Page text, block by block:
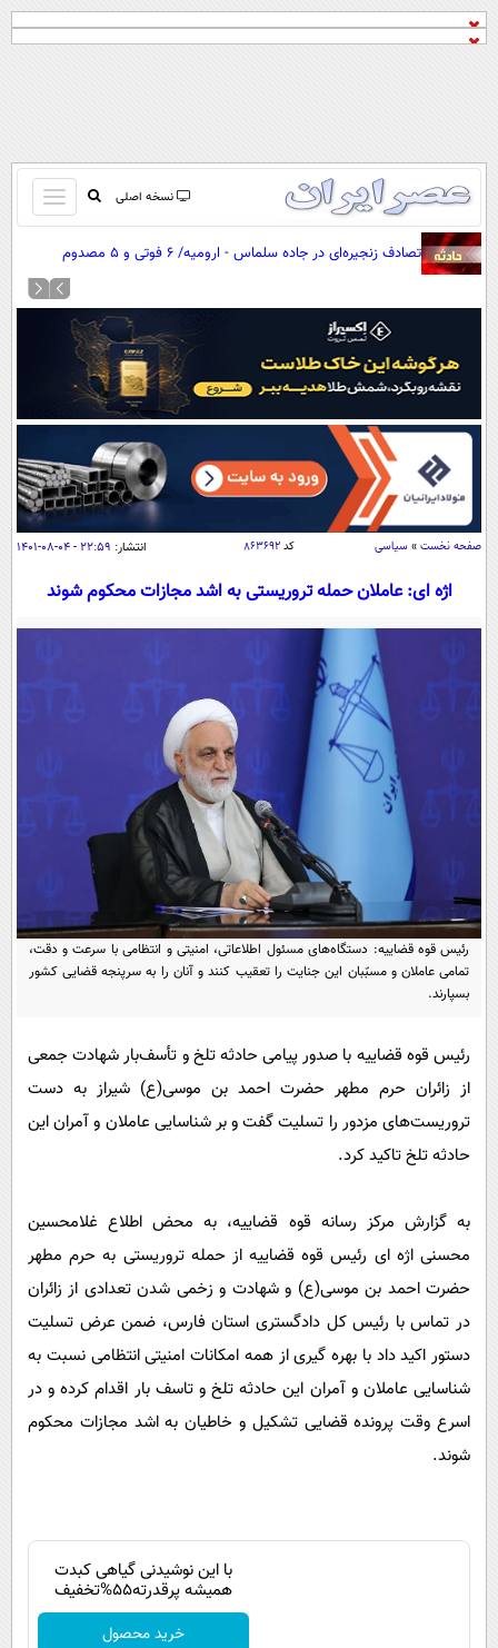
نسخه اصلی
باز
و
کردن
منو
صفحه اول
آرشیو
نظرسنجی
آب و هوا
اوقات شرعی
سواد زندگی
اقتصاد
جامعه
یک برش دانایی
محیط زیست
سفر و تفریح
فرهنگ و هنر
علم و دانش
فناوری و It
علمی
اخبار کریپتو
قرآن
گوناگون
سرگرمی
باشگاه مغز
مجله تصویری سلاح
فیلم
اقتصاد
ورزش
سیاست
فناوری
گوناگون
حوادث
سلامت
فرهنگی
بین الملل
اجتماعی
سیاست خارجی
عصر ایران 2
خواندنی ها و دیدنی ها
داستان کوتاه
روانشناسی
آشپزی
دانلود
آموزش زبان
تصادف زنجیره‌ای در جاده سلماس - ارومیه/ ۶ فوتی و ۵ مصدوم
صفحه نخست » سیاسی کد۸۶۳۶۹۲ انتشار: ۲۲:۵۹ - ۰۴-۰۸-۱۴۰۱
اژه ای: عاملان حمله تروریستی به اشد مجازات محکوم شوند
رئیس قوه قضاییه: دستگاه‌های مسئول اطلاعاتی، امنیتی و انتظامی با سرعت و دقت،
تمامی عاملان و مسبّبان این جنایت را تعقیب کنند و آنان را به سرپنجه‌ قضایی کشور
بسپارند.
رئیس قوه قضاییه با صدور پیامی حادثه‌ تلخ و تأسف‌بار شهادت جمعی
از زائران حرم مطهر حضرت احمد بن موسی(ع) شیراز به دست
تروریست‌های مزدور را تسلیت گفت و بر شناسایی عاملان و آمران این
حادثه تلخ تاکید کرد.
به گزارش مرکز رسانه قوه قضاییه، به محض اطلاع غلامحسین
محسنی اژه ای رئیس قوه قضاییه از حمله تروریستی به حرم مطهر
حضرت احمد بن موسی(ع) و شهادت و زخمی شدن تعدادی از زائران
در تماس با رئیس کل دادگستری استان فارس، ضمن عرض تسلیت
دستور اکید داد با بهره گیری از همه امکانات امنیتی انتظامی نسبت به
شناسایی عاملان و آمران این حادثه تلخ و تاسف بار اقدام کرده و در
اسرع وقت پرونده قضایی تشکیل و خاطیان به اشد مجازات محکوم
شوند.
با این نوشیدنی گیاهی کبدت
همیشه پرقدرته55%تخفیف
خرید محصول